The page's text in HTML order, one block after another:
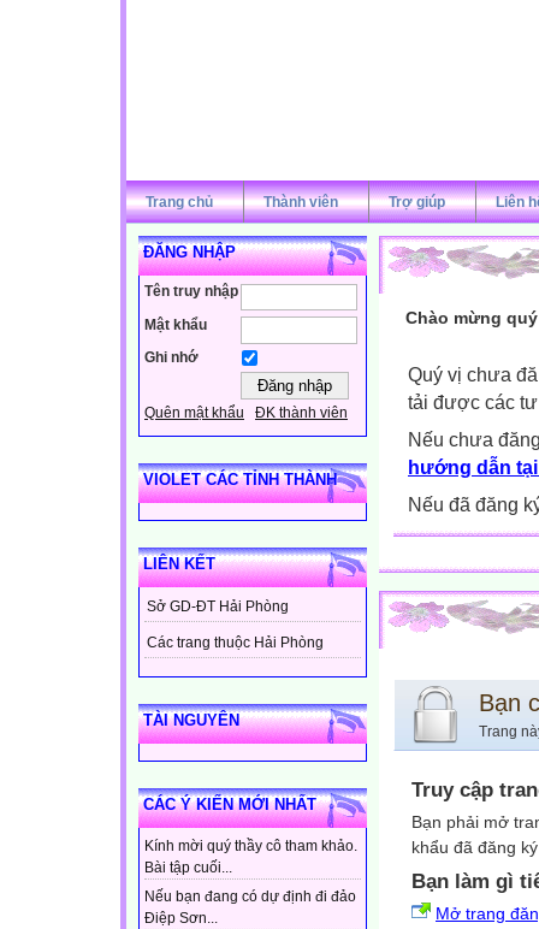
Trang chủ Thành viên Trợ giúp Liên
ĐĂNG NHẬP
Tên truy nhập
Mật khẩu
Ghi nhớ
Quên mật khẩu ĐK thành viên
VIOLET CÁC TỈNH THÀNH
LIÊN KẾT
Sở GD-ĐT Hải Phòng
Các trang thuộc Hải Phòng
TÀI NGUYÊN
CÁC Ý KIẾN MỚI NHẤT
Kính mời quý thầy cô tham khảo.
Bài tập cuối...
Nếu bạn đang có dự định đi đảo
Điệp Sơn...
Chào mừng
Quý vị chưa
tải được các
Nếu chưa
hướng dẫn
Nếu đã đăng
Bạn
Trang
Truy cập
Bạn phải mở
khẩu đã đăng
Bạn làm gì
Mở trang